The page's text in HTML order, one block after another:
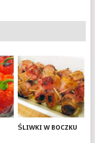
ŚLIWKI W BOCZKU